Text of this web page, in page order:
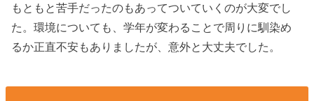
もともと苦手だったのもあってついていくのが大変でし
た。環境についても、学年が変わることで周りに馴染め
るか正直不安もありましたが、意外と大丈夫でした。